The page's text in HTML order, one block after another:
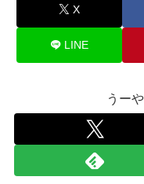
X
LINE
うー